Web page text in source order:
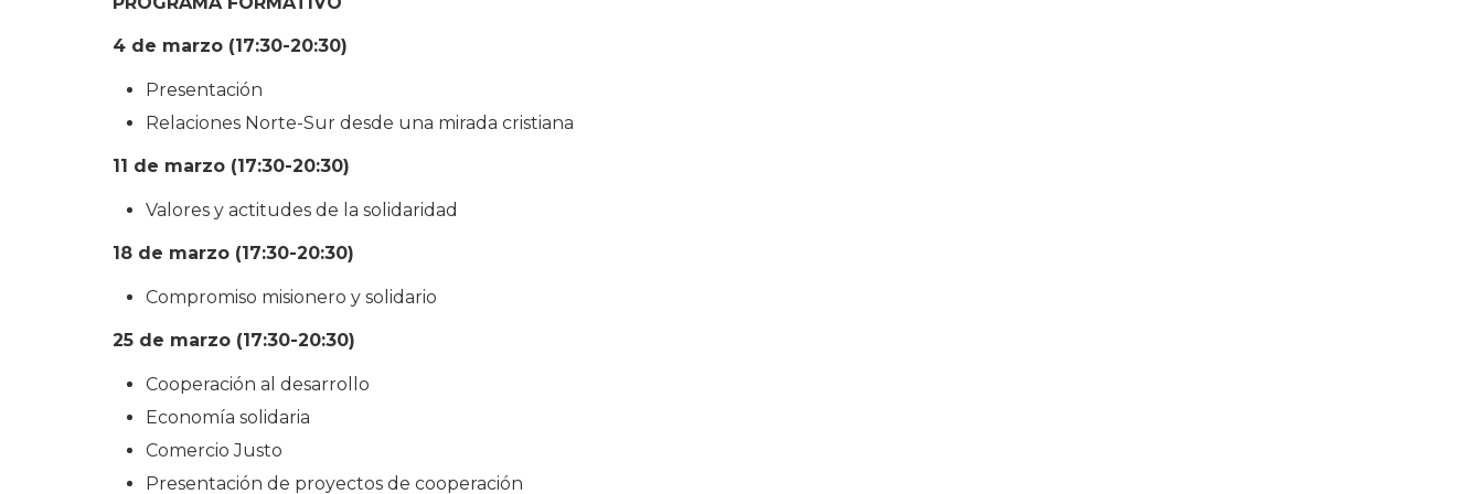
4 de marzo (17:30-20:30)
Presentación
Relaciones Norte-Sur desde una mirada cristiana
11 de marzo (17:30-20:30)
Valores y actitudes de la solidaridad
18 de marzo (17:30-20:30)
Compromiso misionero y solidario
25 de marzo (17:30-20:30)
Cooperación al desarrollo
Economía solidaria
Comercio Justo
Presentación de proyectos de cooperación